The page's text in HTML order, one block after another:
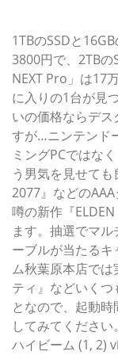
1TBのSSDと
3800円で、2TBの
NEXT Pro」は17
に入りの1台が見
いの価格ならデス
すが…ニンテンド
ミングPCではな
う男気を見せて
2077』などの
噂の新作『
ます。抽選でマ
ーブルが当たる
ム秋葉原本店で
ティ』などいくつ
となので、起動
してみてくださ
ハイビーム (1, 2)